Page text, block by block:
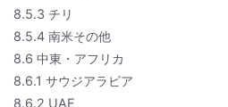
8.5.3 チリ
8.5.4 南米その他
8.6 中東・アフリカ
8.6.1 サウジアラビア
8.6.2 UAE